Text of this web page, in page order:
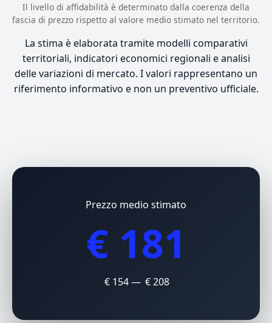
Il livello di affidabilità è determinato dalla coerenza della
fascia di prezzo rispetto al valore medio stimato nel territorio.
La stima è elaborata tramite modelli comparativi
territoriali, indicatori economici regionali e analisi
delle variazioni di mercato. I valori rappresentano un
riferimento informativo e non un preventivo ufficiale.
Prezzo medio stimato
€ 181
€ 154 — € 208